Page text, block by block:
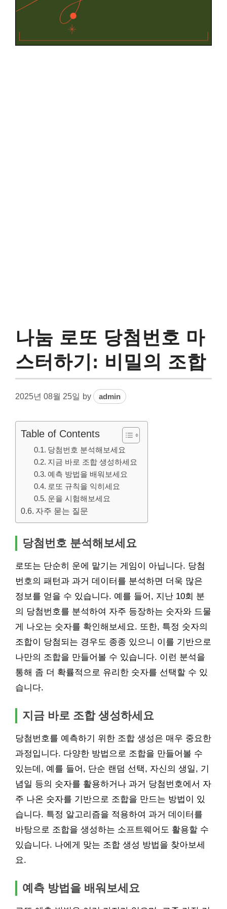
나눔 로또 당첨번호 마
스터하기: 비밀의 조합
2025년 08월 25일 by admin
Table of Contents
당첨번호 분석해보세요
지금 바로 조합 생성하세요
예측 방법을 배워보세요
로또 규칙을 익히세요
운을 시험해보세요
자주 묻는 질문
당첨번호 분석해보세요
로또는 단순히 운에 맡기는 게임이 아닙니다. 당첨
번호의 패턴과 과거 데이터를 분석하면 더욱 많은
정보를 얻을 수 있습니다. 예를 들어, 지난 10회 분
의 당첨번호를 분석하여 자주 등장하는 숫자와 드물
게 나오는 숫자를 확인해보세요. 또한, 특정 숫자의
조합이 당첨되는 경우도 종종 있으니 이를 기반으로
나만의 조합을 만들어볼 수 있습니다. 이런 분석을
통해 좀 더 확률적으로 유리한 숫자를 선택할 수 있
습니다.
지금 바로 조합 생성하세요
당첨번호를 예측하기 위한 조합 생성은 매우 중요한
과정입니다. 다양한 방법으로 조합을 만들어볼 수
있는데, 예를 들어, 단순 랜덤 선택, 자신의 생일, 기
념일 등의 숫자를 활용하거나 과거 당첨번호에서 자
주 나온 숫자를 기반으로 조합을 만드는 방법이 있
습니다. 특정 알고리즘을 적용하여 과거 데이터를
바탕으로 조합을 생성하는 소프트웨어도 활용할 수
있습니다. 나에게 맞는 조합 생성 방법을 찾아보세
요.
예측 방법을 배워보세요